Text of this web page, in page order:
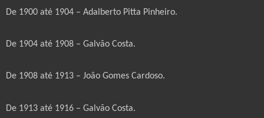
De 1900 até 1904 – Adalberto Pitta Pinheiro.
De 1904 até 1908 – Galvão Costa.
De 1908 até 1913 – João Gomes Cardoso.
De 1913 até 1916 – Galvão Costa.